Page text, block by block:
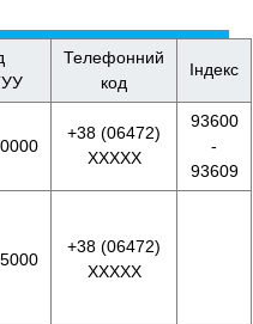
Телефонний
код
Індекс
+38 (06472)
XXXXX
93600
-
93609
+38 (06472)
XXXXX